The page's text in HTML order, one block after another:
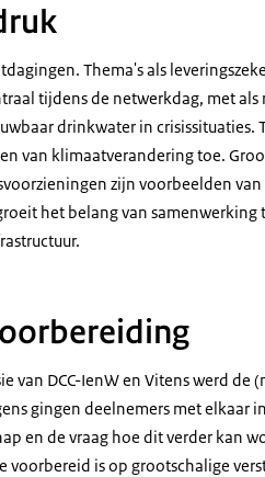
Thema's als
tijdens de netwerkdag, met als
drinkwater in crisissituaties.
van klimaatverandering toe.
zijn voorbeelden
het belang van samenwerking
van DCC-IenW en Vitens werd de
gingen deelnemers met elkaar
en de vraag hoe dit verder kan
is op grootschalige